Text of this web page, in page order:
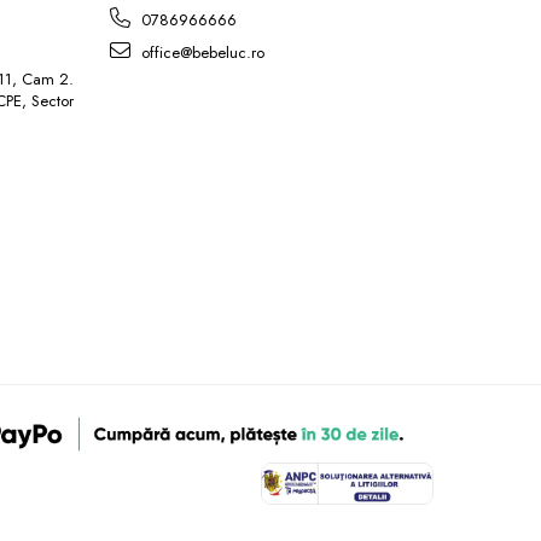
Cam 2.
Sector
0786966666
office@bebeluc.ro